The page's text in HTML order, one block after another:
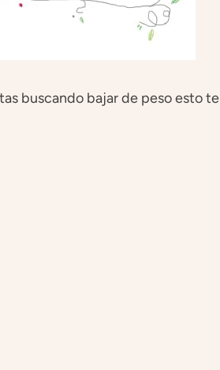
buscando bajar de peso esto te